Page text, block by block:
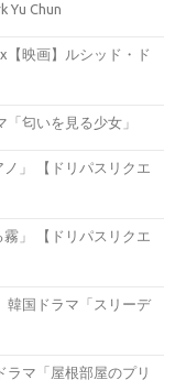
Yu Chun
【映画】ルシッド・ド
「匂いを見る少女」
【ドリパスリクエ
【ドリパスリクエ
韓国ドラマ「スリーデ
ラマ「屋根部屋のプリ